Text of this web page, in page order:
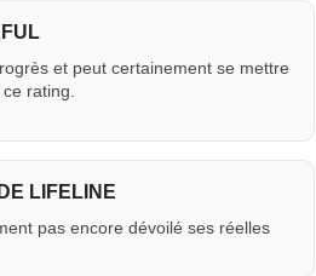
et peut certainement se mettre
rating.
LIFELINE
pas encore dévoilé ses réelles